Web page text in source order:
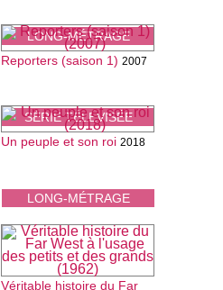
LONG-MÉTRAGE
SÉRIE TÉLÉVISÉE
Reporters (saison 1) 2007
LONG-MÉTRAGE
Un peuple et son roi 2018
Véritable histoire du Far